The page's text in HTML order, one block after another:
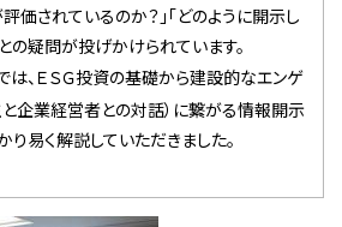
価されているのか？」「どのように開示し
の疑問が投げかけられています。
は、ＥＳＧ投資の基礎から建設的なエンゲ
と企業経営者との対話）に繋がる情報開示
り易く解説していただきました。